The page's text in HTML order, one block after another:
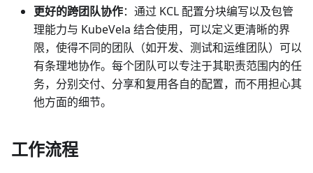
更好的跨团队协作：通过 KCL 配置分块编写以及包管
理能力与 KubeVela 结合使用，可以定义更清晰的界
限，使得不同的团队（如开发、测试和运维团队）可以
有条理地协作。每个团队可以专注于其职责范围内的任
务，分别交付、分享和复用各自的配置，而不用担心其
他方面的细节。
工作流程